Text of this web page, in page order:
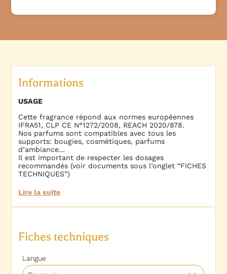
Informations
USAGE
Cette fragrance répond aux normes européennes
IFRA51, CLP CE N°1272/2008, REACH 2020/878.
Nos parfums sont compatibles avec tous les
supports: bougies, cosmétiques, parfums
d’ambiance…
Il est important de respecter les dosages
recommandés (voir documents sous l’onglet “FICHES
TECHNIQUES”)
Lire la suite